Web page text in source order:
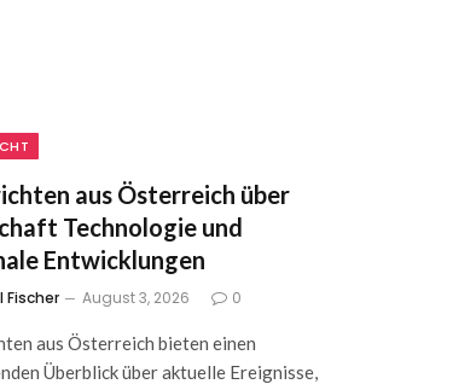
aus Österreich über
Technologie und
Entwicklungen
Fischer August 3, 2026 0
aus Österreich bieten einen
Überblick über aktuelle Ereignisse,